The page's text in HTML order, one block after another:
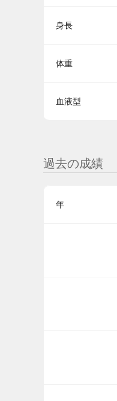
身長
体重
血液型
過去の成績
年